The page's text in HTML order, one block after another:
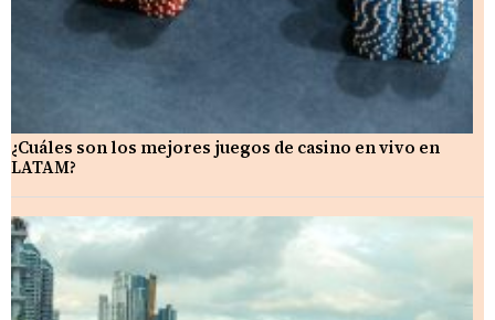
¿Cuáles son los mejores juegos de casino en vivo en
LATAM?